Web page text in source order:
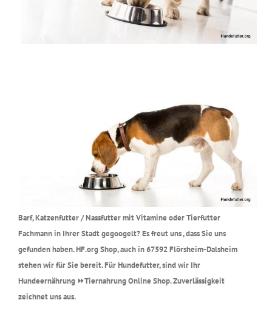
Barf, Katzenfutter / Nassfutter mit Vitamine oder Tierfutter
Fachmann in Ihrer Stadt gegoogelt? Es freut uns , dass Sie uns
gefunden haben. HF.org Shop, auch in 67592 Flörsheim-Dalsheim
stehen wir für Sie bereit. Für Hundefutter, sind wir Ihr
Hundeernährung ⏩Tiernahrung Online Shop. Zuverlässigkeit
zeichnet uns aus.